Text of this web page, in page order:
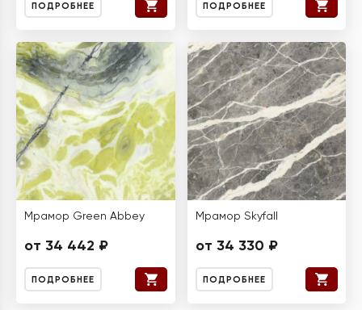
ПОДРОБНЕЕ ПОДРОБНЕЕ
Мрамор Green Abbey
от 34 442 ₽
ПОДРОБНЕЕ
Мрамор Skyfall
от 34 330 ₽
ПОДРОБНЕЕ